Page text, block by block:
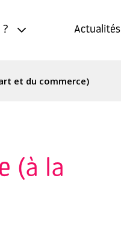
? Actualités
et du commerce)
(à la